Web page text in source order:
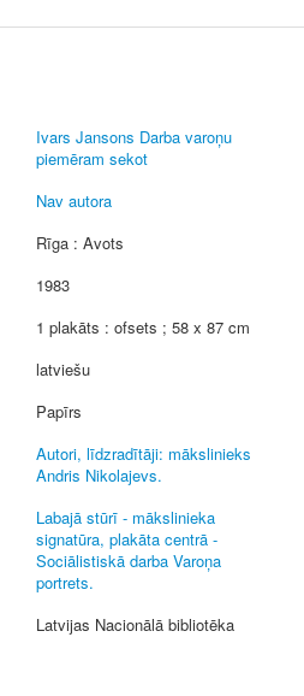
Ivars Jansons Darba varoņu
piemēram sekot
Nav autora
Rīga : Avots
1983
1 plakāts : ofsets ; 58 x 87 cm
latviešu
Papīrs
Autori, līdzradītāji: mākslinieks
Andris Nikolajevs.
Labajā stūrī - mākslinieka
signatūra, plakāta centrā -
Sociālistiskā darba Varoņa
portrets.
Latvijas Nacionālā bibliotēka